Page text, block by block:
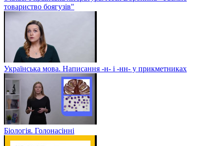
товариство боягузів"
Українська мова. Написання -н- і -нн- у прикметниках
Біологія. Голонасінні